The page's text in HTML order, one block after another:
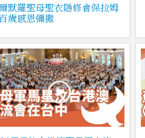
默羅聖母聖衣隱修會保拉姆
歲感恩彌撒